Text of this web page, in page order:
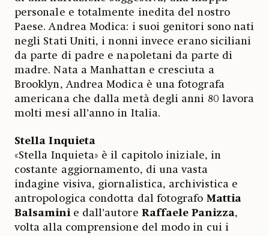
personale e totalmente inedita del nostro
Paese. Andrea Modica: i suoi genitori sono nati
negli Stati Uniti, i nonni invece erano siciliani
da parte di padre e napoletani da parte di
madre. Nata a Manhattan e cresciuta a
Brooklyn, Andrea Modica è una fotografa
americana che dalla metà degli anni 80 lavora
molti mesi all’anno in Italia.
Stella Inquieta
«Stella Inquieta» è il capitolo iniziale, in
costante aggiornamento, di una vasta
indagine visiva, giornalistica, archivistica e
antropologica condotta dal fotografo Mattia
Balsaminie dall’autore Raffaele Panizza,
volta alla comprensione del modo in cui i